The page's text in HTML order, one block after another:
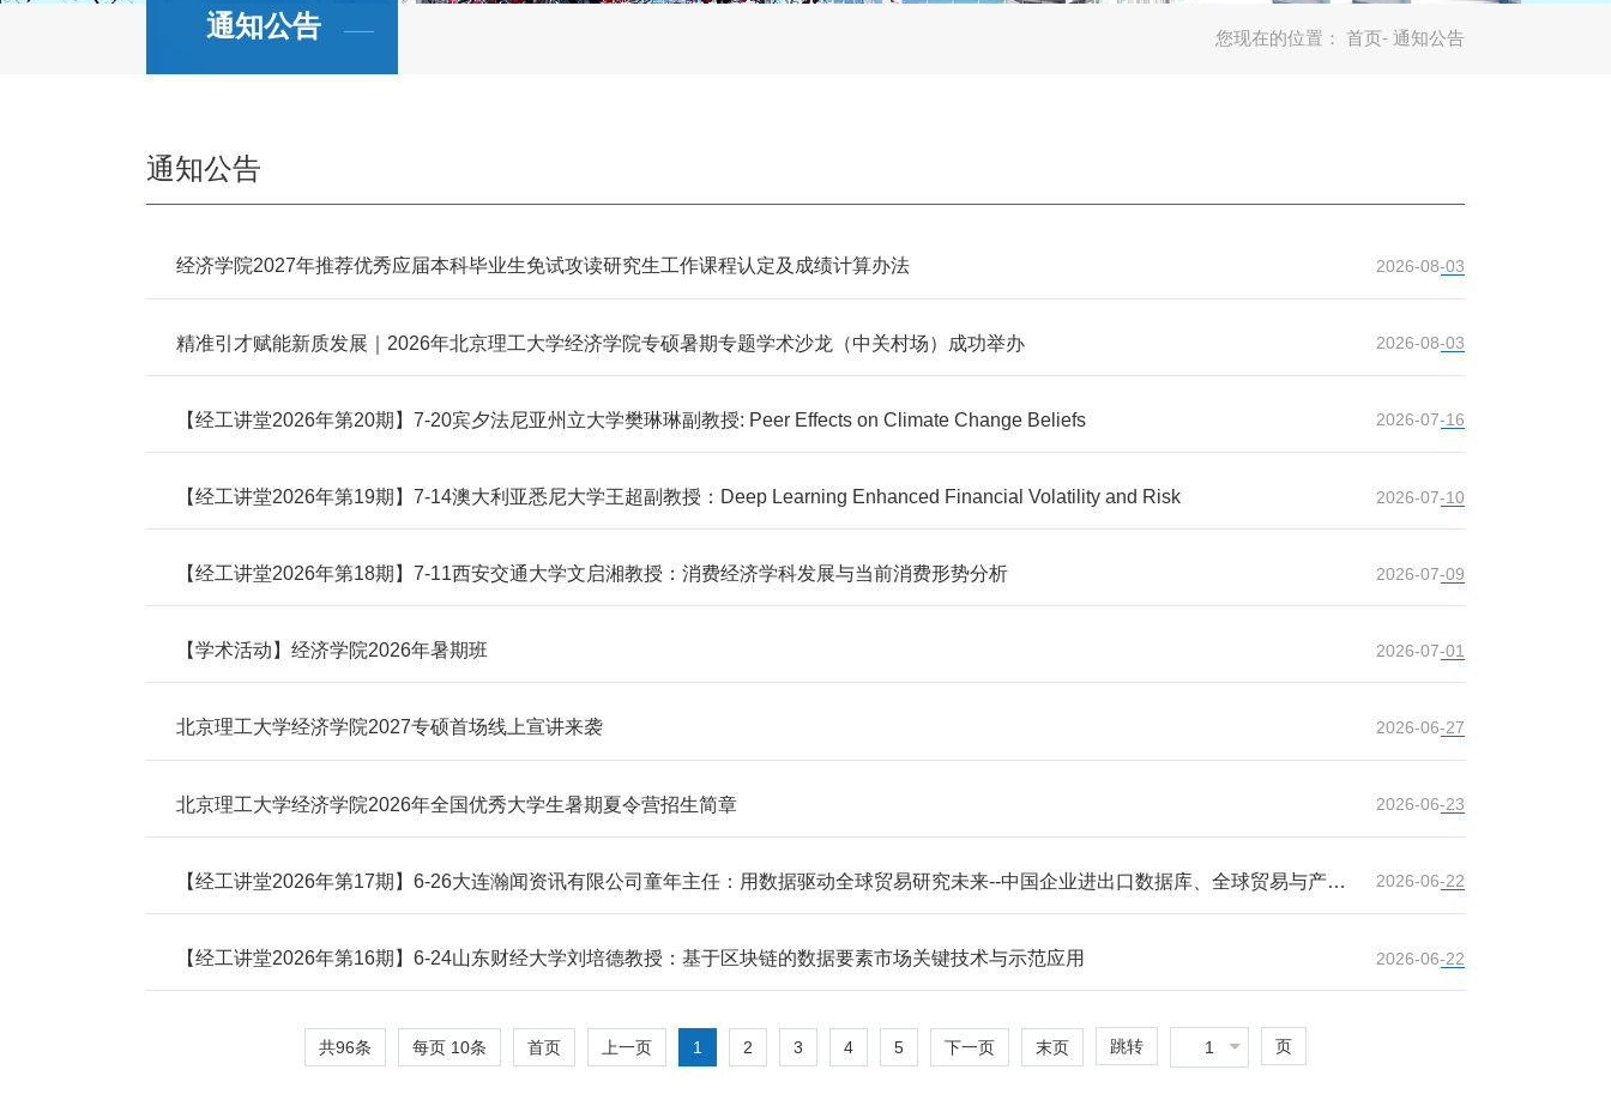
您现在的位置： 首页- 通知公告
通知公告
通知公告
经济学院2027年推荐优秀应届本科毕业生免试攻读研究生工作课程认定及成绩计算办法 2026-08-03
精准引才赋能新质发展｜2026年北京理工大学经济学院专硕暑期专题学术沙龙（中关村场）成功举办 2026-08-03
【经工讲堂2026年第20期】7-20宾夕法尼亚州立大学樊琳琳副教授: Peer Effects on Climate Change Beliefs 2026-07-16
【经工讲堂2026年第19期】7-14澳大利亚悉尼大学王超副教授：Deep Learning Enhanced Financial Volatility and Risk 2026-07-10
【经工讲堂2026年第18期】7-11西安交通大学文启湘教授：消费经济学科发展与当前消费形势分析 2026-07-09
【学术活动】经济学院2026年暑期班 2026-07-01
北京理工大学经济学院2027专硕首场线上宣讲来袭 2026-06-27
北京理工大学经济学院2026年全国优秀大学生暑期夏令营招生简章 2026-06-23
【经工讲堂2026年第17期】6-26大连瀚闻资讯有限公司童年主任：用数据驱动全球贸易研究未来--中国企业进出口数据库、全球贸易与产业
2026-06-22
【经工讲堂2026年第16期】6-24山东财经大学刘培德教授：基于区块链的数据要素市场关键技术与示范应用 2026-06-22
共96条 每页 10条 首页 上一页 1 2 3 4 5 下一页 末页 跳转 1 页